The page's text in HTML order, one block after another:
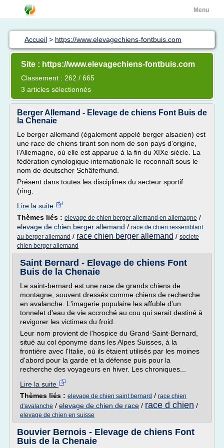
Menu
Accueil > https://www.elevagechiens-fontbuis.com
Site : https://www.elevagechiens-fontbuis.com
Classement : 262 / 665
3 articles sélectionnés
Berger Allemand - Elevage de chiens Font Buis de
la Chenaie
Le berger allemand (également appelé berger alsacien) est
une race de chiens tirant son nom de son pays d'origine,
l'Allemagne, où elle est apparue à la fin du XIXe siècle. La
fédération cynologique internationale le reconnaît sous le
nom de deutscher Schäferhund.
Présent dans toutes les disciplines du secteur sportif
(ring,...
Lire la suite
Thèmes liés : elevage de chien berger allemand en allemagne /
elevage de chien berger allemand / race de chien ressemblant
au berger allemand / race chien berger allemand / societe
chien berger allemand
Saint Bernard - Elevage de chiens Font
Buis de la Chenaie
Le saint-bernard est une race de grands chiens de
montagne, souvent dressés comme chiens de recherche
en avalanche. L'imagerie populaire les affuble d'un
tonnelet d'eau de vie accroché au cou qui serait destiné à
revigorer les victimes du froid.
Leur nom provient de l'hospice du Grand-Saint-Bernard,
situé au col éponyme dans les Alpes Suisses, à la
frontière avec l'Italie, où ils étaient utilisés par les moines
d'abord pour la garde et la défense puis pour la
recherche des voyageurs en hiver. Les chroniques...
Lire la suite
Thèmes liés : elevage de chien saint bernard / race chien
d'avalanche / elevage de chien de race / race d chien /
elevage de chien en suisse
Bouvier Bernois - Elevage de chiens Font
Buis de la Chenaie